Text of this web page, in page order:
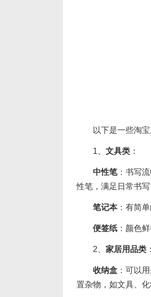
以下是一些淘
1、 文具类 ：
中性笔：书写
性笔，满足日常书写
笔记本：有简
便签纸 ：颜色
2、 家居用品类 ：
收纳盒 ：可以
置杂物，如文具、化